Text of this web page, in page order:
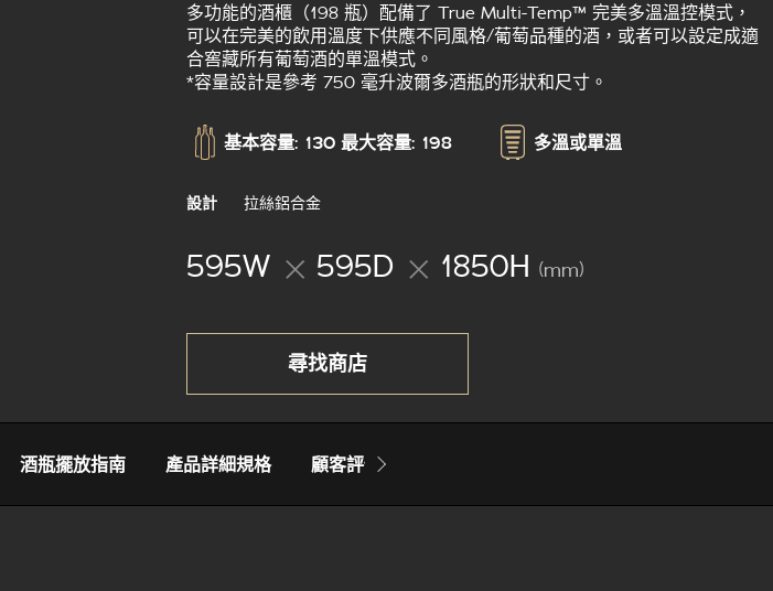
多功能的酒櫃（198 瓶）配備了 True Multi-Temp™ 完美多溫溫控模式，
可以在完美的飲用溫度下供應不同風格/葡萄品種的酒，或者可以設定成適
合窖藏所有葡萄酒的單溫模式。
*容量設計是參考 750 毫升波爾多酒瓶的形狀和尺寸。
基本容量: 130 最大容量: 198 多溫或單溫
設計 拉絲鋁合金
595W 595D 1850H (mm)
尋找商店
酒瓶擺放指南 產品詳細規格 顧客評價